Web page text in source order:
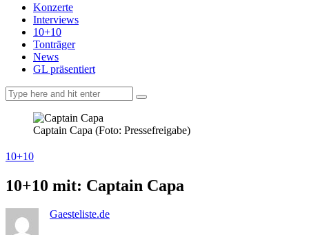
Konzerte
Interviews
10+10
Tonträger
News
GL präsentiert
Captain Capa (Foto: Pressefreigabe)
10+10
10+10 mit: Captain Capa
Gaesteliste.de